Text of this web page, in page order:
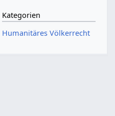
Kategorien
Humanitäres Völkerrecht